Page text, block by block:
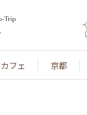
カフェ 京都